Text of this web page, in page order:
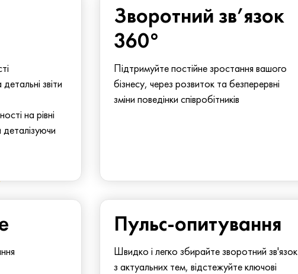
звіти
на рівні
деталізуючи
Зворотний зв’язок
360°
Підтримуйте постійне зростання вашого
бізнесу, через розвиток та безперервні
зміни поведінки співробітників
Пульс-опитування
Швидко і легко збирайте зворотний зв'язок
з актуальних тем, відстежуйте ключові